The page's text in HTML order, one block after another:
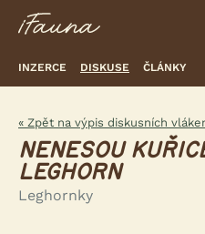
INZERCE DISKUSE ČLÁNKY
« Zpět na výpis diskusních
NENESOU
LEGHORN
Leghornky